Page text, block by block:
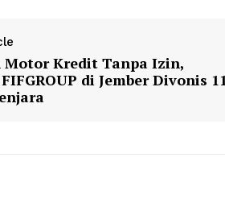
Kredit Tanpa Izin,
di Jember Divonis